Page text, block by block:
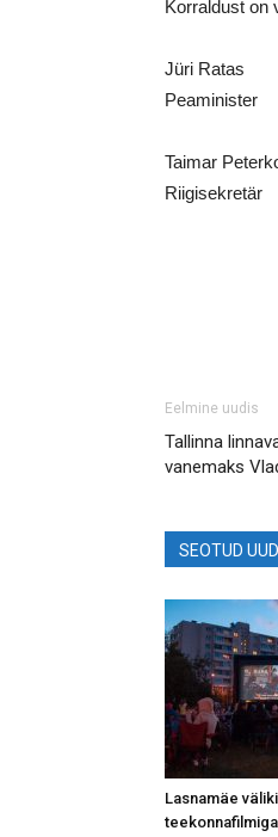
Korraldust on
Jüri Ratas
Peaminister
Taimar
Riigisekretär
Eelmine uudis
Tallinna
vanemaks
SEOTUD
Lasnamäe